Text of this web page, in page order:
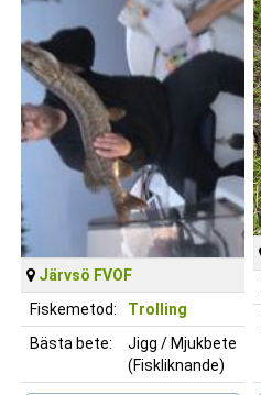
Järvsö FVOF
Fiskemetod:
Trolling
Bästa bete:
Jigg / Mjukbete
(Fiskliknande)